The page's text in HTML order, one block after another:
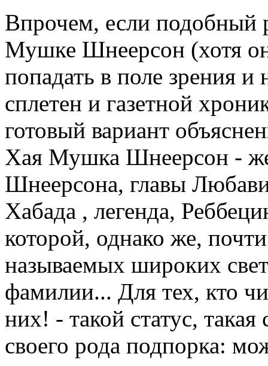
Впрочем, если подобный
Мушке Шнеерсон (хотя
попадать в поле зрения и
сплетен и газетной
готовый вариант
Хая Мушка Шнеерсон -
Шнеерсона, главы
Хабада , легенда,
которой, однако же,
называемых широких
фамилии... Для тех, кто
них! - такой статус,
своего рода подпорка: